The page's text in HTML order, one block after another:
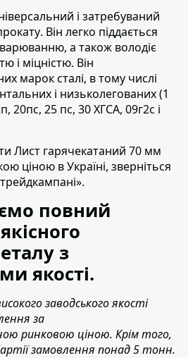
і затребуваний
. Він легко піддається
а також володіє
і міцністю. Він
марок сталі, в тому числі
і низьколегованих (1
20пс, 25 пс, 30 ХГСА, 09г2с і
Лист гарячекатаний 70 мм
ціною в Україні, зверніться
повний
з
якості.
заводського якості
за
ринковою ціною. Крім того,
замовлення понад 5 тонн.